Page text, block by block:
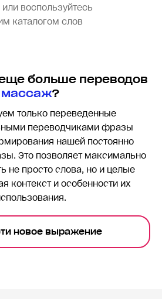
воспользуйтесь
каталогом слов
больше переводов
массаж?
только переведенные
переводчиками фразы
нашей постоянно
Это позволяет максимально
не просто слова, но и целые
контекст и особенности их
новое выражение